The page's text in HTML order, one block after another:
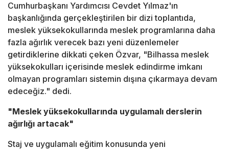
Cumhurbaşkanı Yardımcısı Cevdet Yılmaz'ın
başkanlığında gerçekleştirilen bir dizi toplantıda,
meslek yüksekokullarında meslek programlarına daha
fazla ağırlık verecek bazı yeni düzenlemeler
getirdiklerine dikkati çeken Özvar, "Bilhassa meslek
yüksekokulları içerisinde meslek edindirme imkanı
olmayan programları sistemin dışına çıkarmaya devam
edeceğiz." dedi.
"Meslek yüksekokullarında uygulamalı derslerin
ağırlığı artacak"
Staj ve uygulamalı eğitim konusunda yeni